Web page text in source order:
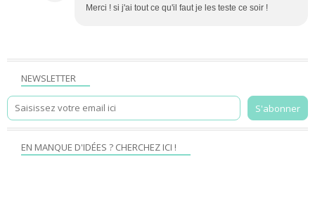
Merci ! si j'ai tout ce qu'il faut je les teste ce soir !
NEWSLETTER
EN MANQUE D'IDÉES ? CHERCHEZ ICI !